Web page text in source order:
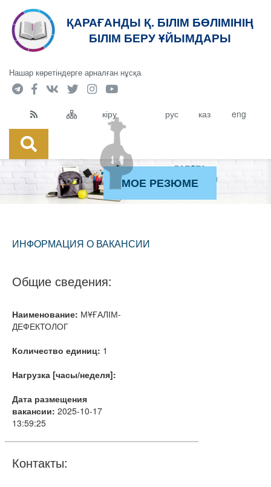
ҚАРАҒАНДЫ Қ. БІЛІМ БӨЛІМІНІҢ
БІЛІМ БЕРУ ҰЙЫМДАРЫ
Нашар көретіндерге арналған нұсқа
кіру рус каз eng
МОЕ РЕЗЮМЕ
ИНФОРМАЦИЯ О ВАКАНСИИ
Общие сведения:
Наименование: МҰҒАЛІМ-
ДЕФЕКТОЛОГ
Количество единиц: 1
Нагрузка [часы/неделя]:
Дата размещения
вакансии: 2025-10-17
13:59:25
Контакты: